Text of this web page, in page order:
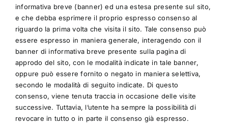
informativa breve (banner) ed una estesa presente sul sito,
e che debba esprimere il proprio espresso consenso al
riguardo la prima volta che visita il sito. Tale consenso può
essere espresso in maniera generale, interagendo con il
banner di informativa breve presente sulla pagina di
approdo del sito, con le modalità indicate in tale banner,
oppure può essere fornito o negato in maniera selettiva,
secondo le modalità di seguito indicate. Di questo
consenso, viene tenuta traccia in occasione delle visite
successive. Tuttavia, l’utente ha sempre la possibilità di
revocare in tutto o in parte il consenso già espresso.